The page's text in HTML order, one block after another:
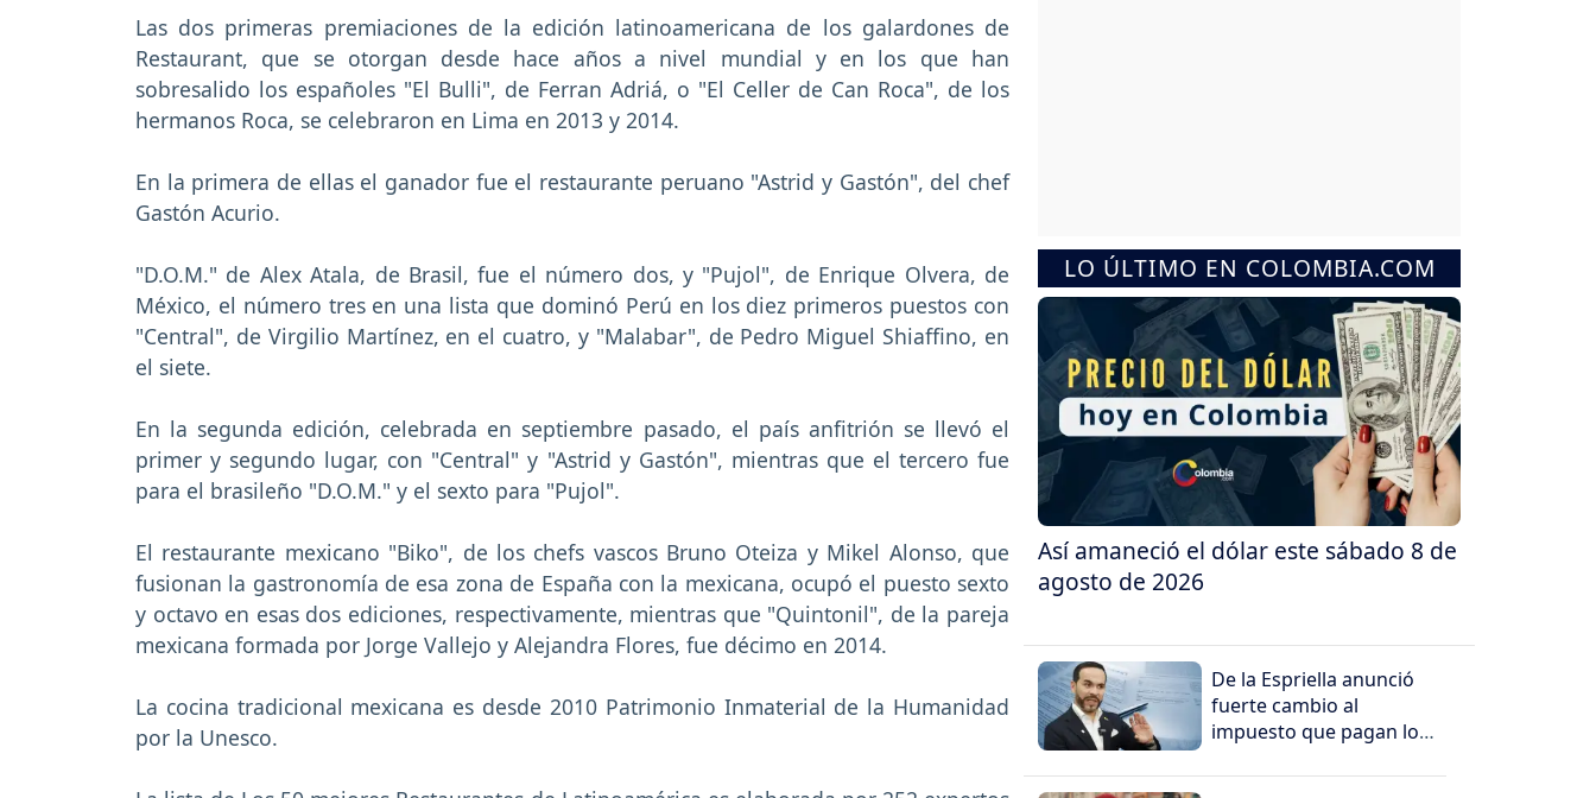
Las dos primeras premiaciones de la edición latinoamericana de los galardones de
Restaurant, que se otorgan desde hace años a nivel mundial y en los que han
sobresalido los españoles "El Bulli", de Ferran Adriá, o "El Celler de Can Roca", de los
hermanos Roca, se celebraron en Lima en 2013 y 2014.
En la primera de ellas el ganador fue el restaurante peruano "Astrid y Gastón", del chef
Gastón Acurio.
"D.O.M." de Alex Atala, de Brasil, fue el número dos, y "Pujol", de Enrique Olvera, de
México, el número tres en una lista que dominó Perú en los diez primeros puestos con
"Central", de Virgilio Martínez, en el cuatro, y "Malabar", de Pedro Miguel Shiaffino, en
el siete.
En la segunda edición, celebrada en septiembre pasado, el país anfitrión se llevó el
primer y segundo lugar, con "Central" y "Astrid y Gastón", mientras que el tercero fue
para el brasileño "D.O.M." y el sexto para "Pujol".
El restaurante mexicano "Biko", de los chefs vascos Bruno Oteiza y Mikel Alonso, que
fusionan la gastronomía de esa zona de España con la mexicana, ocupó el puesto sexto
y octavo en esas dos ediciones, respectivamente, mientras que "Quintonil", de la pareja
mexicana formada por Jorge Vallejo y Alejandra Flores, fue décimo en 2014.
La cocina tradicional mexicana es desde 2010 Patrimonio Inmaterial de la Humanidad
por la Unesco.
LO ÚLTIMO EN COLOMBIA.COM
Así amaneció el dólar este sábado 8 de
agosto de 2026
De la Espriella anunció
fuerte cambio al
impuesto que pagan los